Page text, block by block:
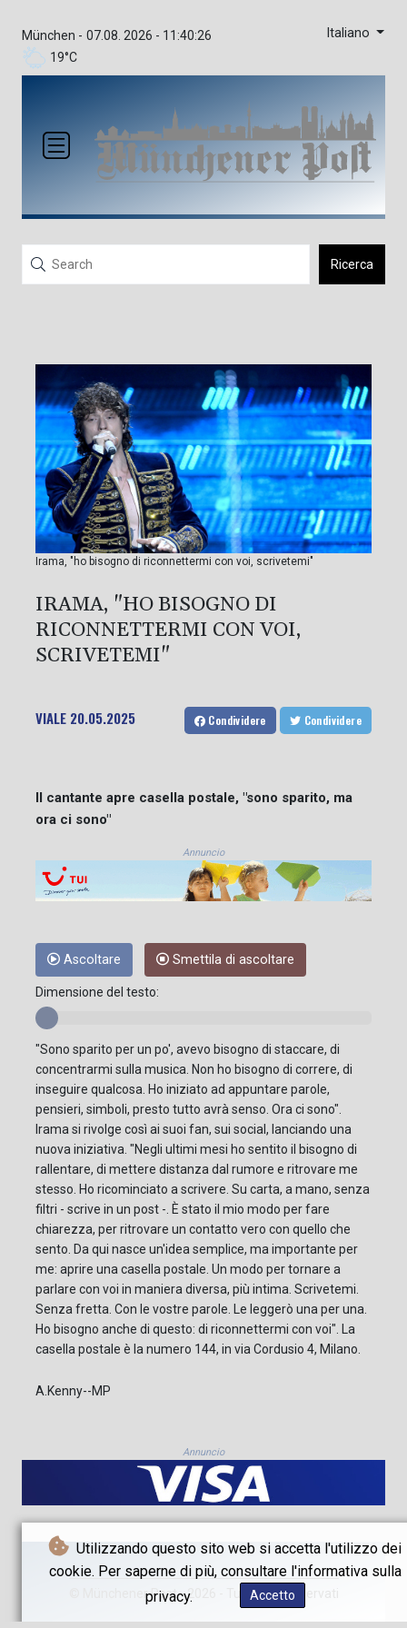
Utilizzando questo sito web si accetta l'utilizzo dei
cookie. Per saperne di più, consultare l'informativa sulla
privacy.
Accetto
München -
19°C
07.08. 2026 - 11:40:26 Italiano
Ricerca
Irama, "ho bisogno di riconnettermi con voi, scrivetemi"
IRAMA, "HO BISOGNO DI
RICONNETTERMI CON VOI,
SCRIVETEMI"
VIALE 20.05.2025 Condividere Condividere
Il cantante apre casella postale, "sono sparito, ma
ora ci sono"
Annuncio
Ascoltare Smettila di ascoltare
Dimensione del testo:
"Sono sparito per un po', avevo bisogno di staccare, di
concentrarmi sulla musica. Non ho bisogno di correre, di
inseguire qualcosa. Ho iniziato ad appuntare parole,
pensieri, simboli, presto tutto avrà senso. Ora ci sono".
Irama si rivolge così ai suoi fan, sui social, lanciando una
nuova iniziativa. "Negli ultimi mesi ho sentito il bisogno di
rallentare, di mettere distanza dal rumore e ritrovare me
stesso. Ho ricominciato a scrivere. Su carta, a mano, senza
filtri - scrive in un post -. È stato il mio modo per fare
chiarezza, per ritrovare un contatto vero con quello che
sento. Da qui nasce un'idea semplice, ma importante per
me: aprire una casella postale. Un modo per tornare a
parlare con voi in maniera diversa, più intima. Scrivetemi.
Senza fretta. Con le vostre parole. Le leggerò una per una.
Ho bisogno anche di questo: di riconnettermi con voi". La
casella postale è la numero 144, in via Cordusio 4, Milano.
A.Kenny--MP
Annuncio
© Münchener Post - 2026 - Tutti i diritti riservati